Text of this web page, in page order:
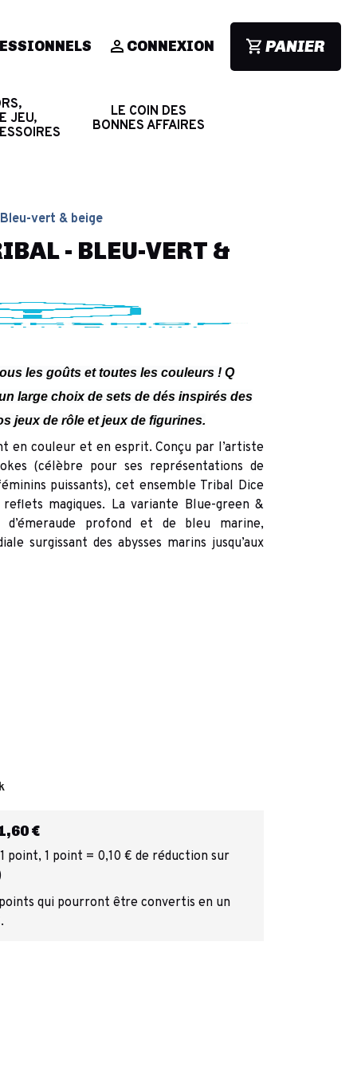
CONNEXION PANIER
JEU,
LE COIN DES
BONNES AFFAIRES
vert & beige
- BLEU-VERT &
les goûts et toutes les couleurs ! Q
large choix de sets de dés inspirés des
jeux de rôle et jeux de figurines.
en couleur et en esprit. Conçu par l’artiste
(célèbre pour ses représentations de
puissants), cet ensemble Tribal Dice
magiques. La variante Blue-green &
d’émeraude profond et de bleu marine,
surgissant des abysses marins jusqu’aux
€
point, 1 point = 0,10 € de réduction sur
qui pourront être convertis en un